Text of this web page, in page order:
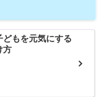
もを元気にする
方